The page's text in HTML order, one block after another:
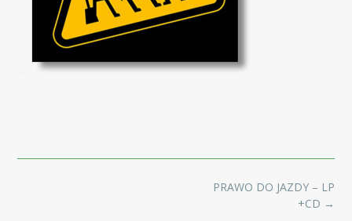
PRAWO DO JAZDY – LP
+CD →